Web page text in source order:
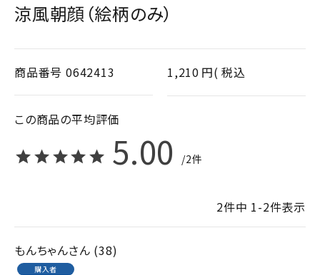
涼風朝顔（絵柄のみ）
商品番号 0642413 1,210 税込
5.00 2
2件中 1-2件表示
もんちゃん 38
購入者